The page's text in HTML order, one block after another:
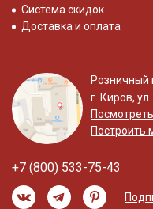
Система скидок
Доставка и оплата
Розничный
г. Киров,
Построить
+7 (800) 533-75-43